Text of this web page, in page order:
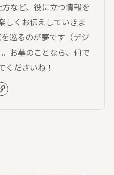
など、役に立つ情報を
しくお伝えしていきま
巡るのが夢です（デジ
お墓のことなら、何で
くださいね！